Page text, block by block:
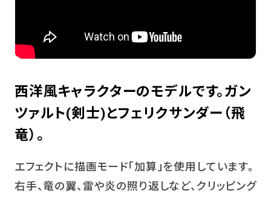
西洋風キャラクターのモデルです。ガン
ツァルト(剣士)とフェリクサンダー（飛
竜）。
エフェクトに描画モード「加算」を使用しています。
右手、竜の翼、雷や炎の照り返しなど、クリッピング